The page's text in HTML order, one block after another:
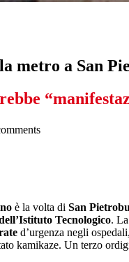
metro a San
è la volta di San
Tecnologico.
d’urgenza negli
kamikaze. Un terzo